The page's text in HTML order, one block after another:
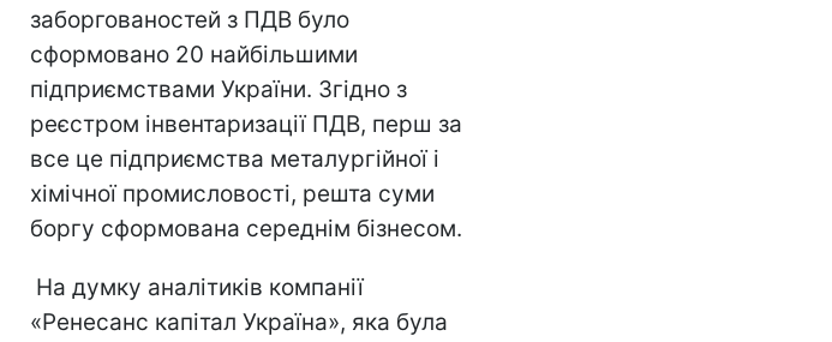
заборгованостей з ПДВ було
сформовано 20 найбільшими
підприємствами України. Згідно з
реєстром інвентаризації ПДВ, перш за
все це підприємства металургійної і
хімічної промисловості, решта суми
боргу сформована середнім бізнесом.
На думку аналітиків компанії
«Ренесанс капітал Україна», яка була